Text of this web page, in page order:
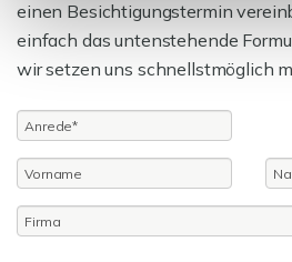
einen Besichtigungstermin
einfach das untenstehende
wir setzen uns schnellstmöglich